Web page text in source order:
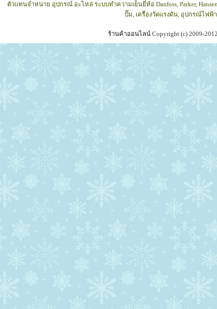
ตัวแทนจำหน่าย อุปกรณ์ อะไหล่ ระบบทำความเย็นยี่ห้อ Danfoss, Parker,
ปั๊ม, เครื่องวัดแรงดัน, อุปกรณ์ไฟฟ้
ร้านค้าออนไลน์ Copyright (c) 2009-